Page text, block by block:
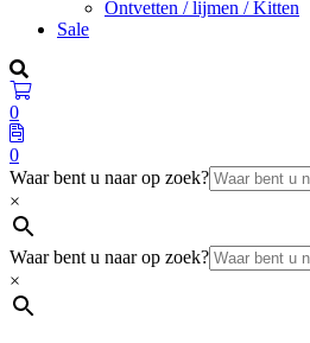
Ontvetten / lijmen / Kitten
Sale
0
0
Waar bent u naar op zoek?
×
Waar bent u naar op zoek?
×